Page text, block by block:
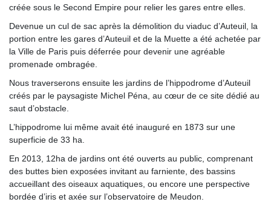
créée sous le Second Empire pour relier les gares entre elles.
Devenue un cul de sac après la démolition du viaduc d’Auteuil, la
portion entre les gares d’Auteuil et de la Muette a été achetée par
la Ville de Paris puis déferrée pour devenir une agréable
promenade ombragée.
Nous traverserons ensuite les jardins de l’hippodrome d’Auteuil
créés par le paysagiste Michel Péna, au cœur de ce site dédié au
saut d’obstacle.
L’hippodrome lui même avait été inauguré en 1873 sur une
superficie de 33 ha.
En 2013, 12ha de jardins ont été ouverts au public, comprenant
des buttes bien exposées invitant au farniente, des bassins
accueillant des oiseaux aquatiques, ou encore une perspective
bordée d’iris et axée sur l’observatoire de Meudon.